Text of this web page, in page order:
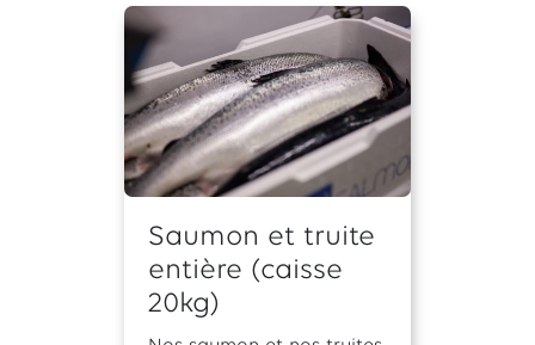
Saumon et truite
entière (caisse
20kg)